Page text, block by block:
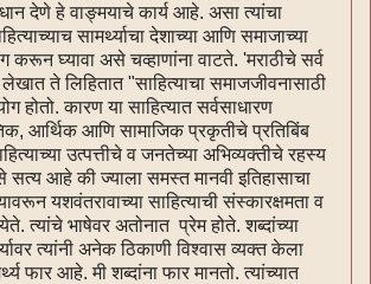
देणे हे वाङ्मयाचे कार्य आहे. असा त्यांचा
सामर्थ्याचा देशाच्या आणि समाजाच्या
करून घ्यावा असे चव्हाणांना वाटते. 'मराठीचे सर्व
ते लिहितात "साहित्याचा समाजजीवनासाठी
होतो. कारण या साहित्यात सर्वसाधारण
आर्थिक आणि सामाजिक प्रकृतीचे प्रतिबिंब
उत्पत्तीचे व जनतेच्या अभिव्यक्तीचे रहस्य
आहे की ज्याला समस्त मानवी इतिहासाचा
यशवंतरावाच्या साहित्याची संस्कारक्षमता व
त्यांचे भाषेवर अतोनात प्रेम होते. शब्दांच्या
त्यांनी अनेक ठिकाणी विश्वास व्यक्त केला
फार आहे. मी शब्दांना फार मानतो. त्यांच्यात